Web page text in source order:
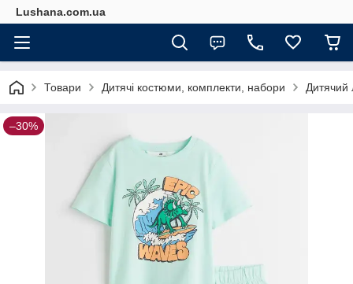
Lushana.com.ua
Товари Дитячі костюми, комплекти, набори Дитячий
–30%